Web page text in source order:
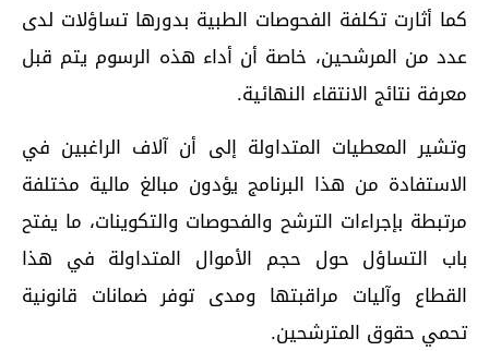
كما أثارت تكلفة الفحوصات الطبية بدورها تساؤلات لدى
عدد من المرشحين، خاصة أن أداء هذه الرسوم يتم قبل
معرفة نتائج الانتقاء النهائية.
وتشير المعطيات المتداولة إلى أن آلاف الراغبين في
الاستفادة من هذا البرنامج يؤدون مبالغ مالية مختلفة
مرتبطة بإجراءات الترشح والفحوصات والتكوينات، ما يفتح
باب التساؤل حول حجم الأموال المتداولة في هذا
القطاع وآليات مراقبتها ومدى توفر ضمانات قانونية
تحمي حقوق المترشحين.